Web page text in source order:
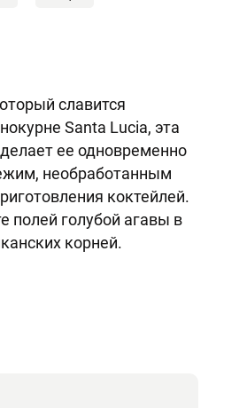
славится
Santa Lucia, эта
ее одновременно
необработанным
коктейлей.
полей голубой агавы в
корней.